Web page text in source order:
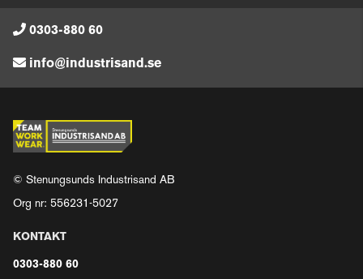
0303-880 60
info@industrisand.se
© Stenungsunds Industrisand AB
Org nr: 556231-5027
KONTAKT
0303-880 60